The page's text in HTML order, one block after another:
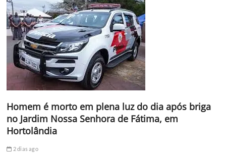
Homem é morto em plena luz do dia após briga
no Jardim Nossa Senhora de Fátima, em
Hortolândia
2 dias ago